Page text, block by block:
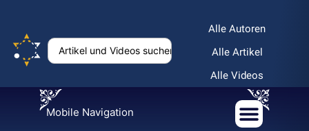
Alle Autoren
Alle Artikel
Alle Videos
Mobile Navigation